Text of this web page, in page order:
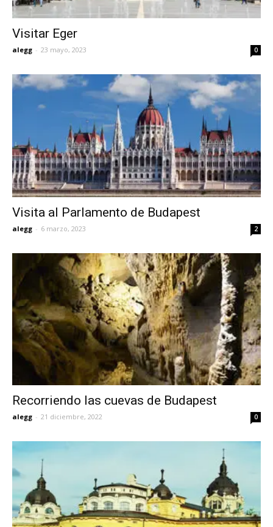
Visitar Eger
alegg - 23 mayo, 2023 0
Visita al Parlamento de Budapest
alegg - 6 marzo, 2023 2
Recorriendo las cuevas de Budapest
alegg - 21 diciembre, 2022 0